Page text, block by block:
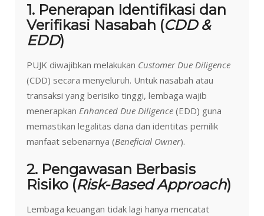
1. Penerapan Identifikasi dan
Verifikasi Nasabah (CDD &
EDD)
PUJK diwajibkan melakukan Customer Due Diligence
(CDD) secara menyeluruh. Untuk nasabah atau
transaksi yang berisiko tinggi, lembaga wajib
menerapkan Enhanced Due Diligence (EDD) guna
memastikan legalitas dana dan identitas pemilik
manfaat sebenarnya (Beneficial Owner).
2. Pengawasan Berbasis
Risiko (Risk-Based Approach)
Lembaga keuangan tidak lagi hanya mencatat